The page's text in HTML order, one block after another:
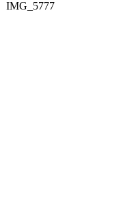
IMG_5777